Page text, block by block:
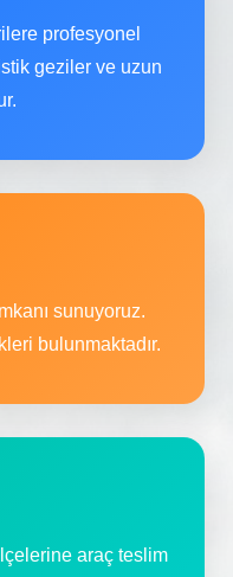
profesyonel
geziler ve uzun
sunuyoruz.
bulunmaktadır.
araç teslim